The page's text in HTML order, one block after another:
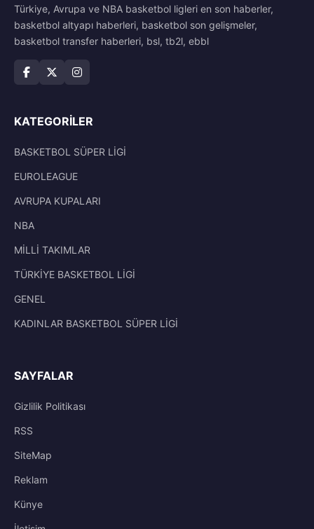
Türkiye, Avrupa ve NBA basketbol ligleri en son haberler,
basketbol altyapı haberleri, basketbol son gelişmeler,
basketbol transfer haberleri, bsl, tb2l, ebbl
KATEGORILER
BASKETBOL SÜPER LİGİ
EUROLEAGUE
AVRUPA KUPALARI
NBA
MİLLİ TAKIMLAR
TÜRKİYE BASKETBOL LİGİ
GENEL
KADINLAR BASKETBOL SÜPER LİGİ
SAYFALAR
Gizlilik Politikası
RSS
SiteMap
Reklam
Künye